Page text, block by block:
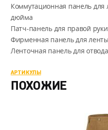
Коммутационная панель для
дюйма
Патч-панель для правой
Фирменная панель для
Ленточная панель для
АРТИКУЛЫ
ПОХОЖИЕ